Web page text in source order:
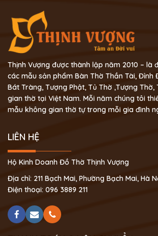
Thịnh Vượng được thành lập năm 2010 – là
các mẫu sản phẩm Bàn Thờ Thần Tài, Đỉnh
Bát Tràng, Tượng Phật, Tủ Thờ ,Tượng Thờ,
gian thờ tại Việt Nam. Mỗi năm chúng tôi
mẫu không gian thờ tự trong mỗi gia đình
LIÊN HỆ
Hộ Kinh Doanh Đồ Thờ Thịnh Vượng
Địa chỉ: 211 Bạch Mai, Phường Bạch Mai, Hà
Điện thoại: 096 3889 211